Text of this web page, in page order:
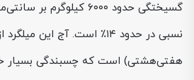
گسیختگی حدود ۶۰۰۰
هفتی‌هشتی) است که چسبندگی بسیار